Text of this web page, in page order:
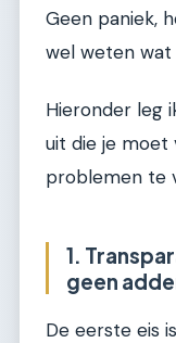
Geen paniek,
wel weten
Hieronder leg
uit die je moet
problemen te
1.
geen
De eerste eis